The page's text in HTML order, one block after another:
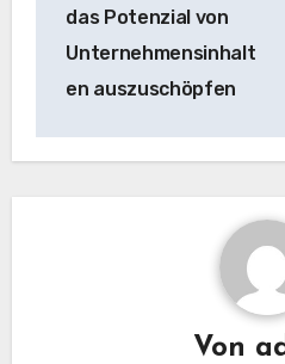
das Potenzial von
Unternehmensinhalt
en auszuschöpfen
Von